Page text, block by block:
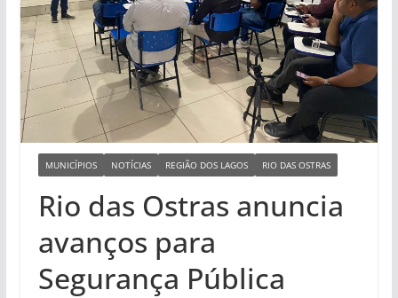
MUNICÍPIOS NOTÍCIAS REGIÃO DOS LAGOS RIO DAS OSTRAS
Rio das Ostras anuncia
avanços para
Segurança Pública